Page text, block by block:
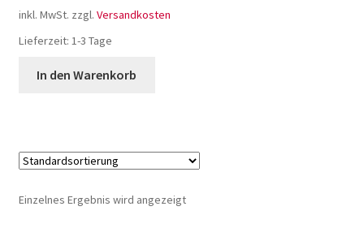
inkl. MwSt. zzgl. Versandkosten
Lieferzeit: 1-3 Tage
In den Warenkorb
Einzelnes Ergebnis wird angezeigt